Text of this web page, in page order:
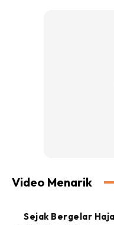
Video Menarik
Sejak Bergelar